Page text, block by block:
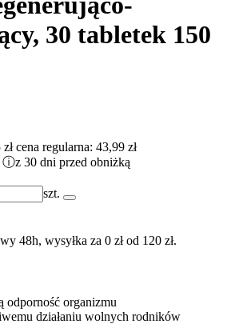
30 tabletek 150
cena regularna: 43,99 zł
ⓘz 30 dni przed obniżką
szt.
48h, wysyłka za 0 zł od 120 zł.
odporność organizmu
działaniu wolnych rodników